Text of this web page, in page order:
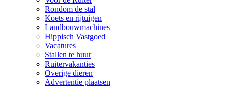
Rondom de stal
Koets en rijtuigen
Landbouwmachines
Hippisch Vastgoed
Vacatures
Stallen te huur
Ruitervakanties
Overige dieren
Advertentie plaatsen